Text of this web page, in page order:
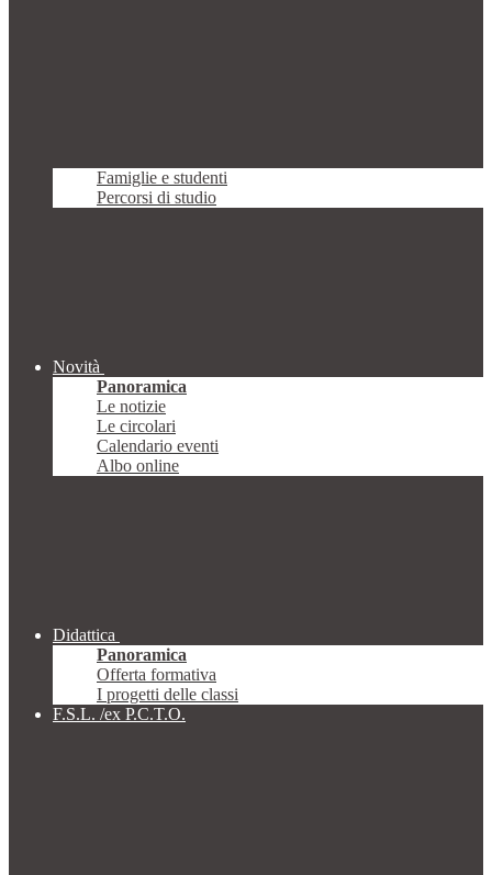
Famiglie e studenti
Percorsi di studio
Novità
Panoramica
Le notizie
Le circolari
Calendario eventi
Albo online
Didattica
Panoramica
Offerta formativa
I progetti delle classi
F.S.L. /ex P.C.T.O.